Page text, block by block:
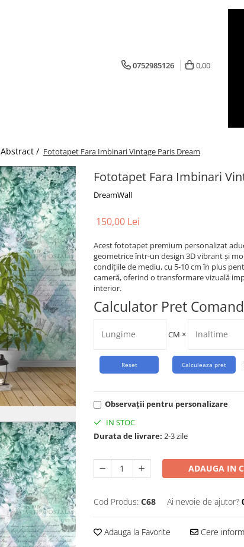
0752985126 0,00
Abstract / Fototapet Fara Imbinari Vintage Paris Dream
Fototapet Fara Imbinari
DreamWall
150,00 Lei
Acest fototapet premium personalizat
geometrice într-un design 3D vibrant și
condițiile de mediu, cu 5-10 cm în plus
cameră, oferind o transformare vizuală
interior.
Calculator Pret
CM ×
Observații pentru personalizare
IN STOC
Durata de livrare: 2-3 zile
ADAUGA IN
Cod Produs: C68 Ai nevoie de ajutor?
Adauga la Favorite Cere